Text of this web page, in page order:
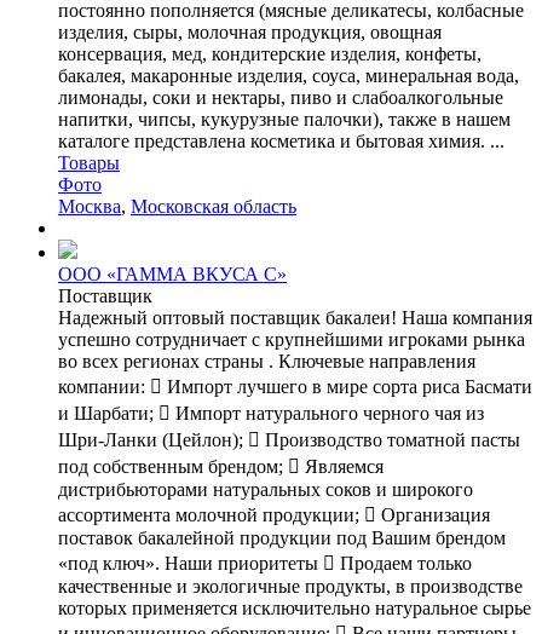
постоянно пополняется (мясные деликатесы, колбасные
изделия, сыры, молочная продукция, овощная
консервация, мед, кондитерские изделия, конфеты,
бакалея, макаронные изделия, соуса, минеральная вода,
лимонады, соки и нектары, пиво и слабоалкогольные
напитки, чипсы, кукурузные палочки), также в нашем
каталоге представлена косметика и бытовая химия. ...
Товары
Фото
Москва, Московская область
ООО «ГАММА ВКУСА С»
Поставщик
Надежный оптовый поставщик бакалеи! Наша компания
успешно сотрудничает с крупнейшими игроками рынка
во всех регионах страны . Ключевые направления
компании:  Импорт лучшего в мире сорта риса Басмати
и Шарбати;  Импорт натурального черного чая из
Шри-Ланки (Цейлон);  Производство томатной пасты
под собственным брендом;  Являемся
дистрибьюторами натуральных соков и широкого
ассортимента молочной продукции;  Организация
поставок бакалейной продукции под Вашим брендом
«под ключ». Наши приоритеты  Продаем только
качественные и экологичные продукты, в производстве
которых применяется исключительно натуральное сырье